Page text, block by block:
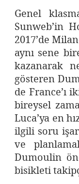
Genel
Sunweb’in
2017’de
aynı sene
kazanarak
gösteren
de France’ı
bireysel
Luca’ya en
ilgili soru
ve
Dumoulin
bisikleti